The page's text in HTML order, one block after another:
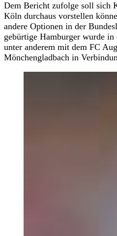
Dem Bericht zufolge soll sich
Köln durchaus vorstellen
andere Optionen in der
gebürtige Hamburger wurde in
unter anderem mit dem FC
Mönchengladbach in